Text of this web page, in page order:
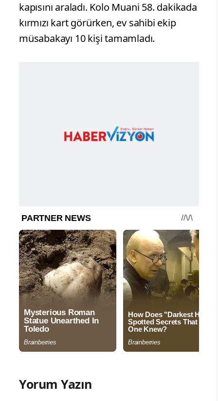
kapısını araladı. Kolo Muani 58. dakikada
kırmızı kart görürken, ev sahibi ekip
müsabakayı 10 kişi tamamladı.
Yorum Yazın